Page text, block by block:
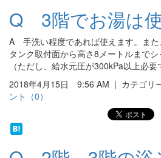
Q 3階でお湯は
A 手洗い程度であれば使えます。ま
タンク取付面から高さ8メートルまでシ
（ただし、給水元圧が300kPa以上必要
2018年4月15日 9:56 AM | カテゴリ
ント（0）